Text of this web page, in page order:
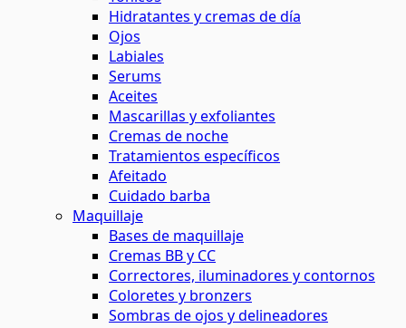
Hidratantes y cremas de día
Ojos
Labiales
Serums
Aceites
Mascarillas y exfoliantes
Cremas de noche
Tratamientos específicos
Afeitado
Cuidado barba
Maquillaje
Bases de maquillaje
Cremas BB y CC
Correctores, iluminadores y contornos
Coloretes y bronzers
Sombras de ojos y delineadores